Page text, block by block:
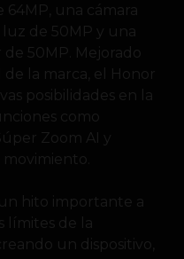
64MP, una cámara
de 50MP y una
50MP. Mejorado
la marca, el Honor
posibilidades en la
como
Zoom AI y
hito importante a
límites de la
un dispositivo,